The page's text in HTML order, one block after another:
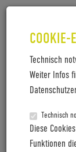
COOKIE-
Technisch
Weiter Infos
Technisch
Diese
Funktionen